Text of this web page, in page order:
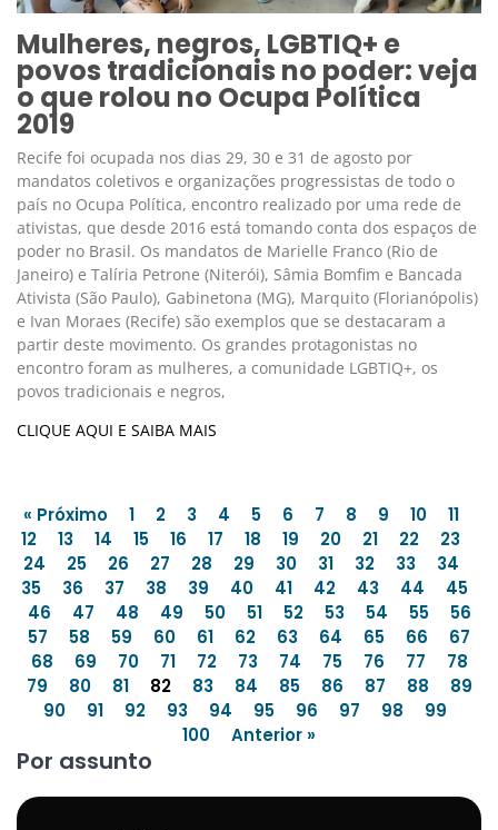
Mulheres, negros, LGBTIQ+ e
povos tradicionais no poder: veja
o que rolou no Ocupa Política
2019
Recife foi ocupada nos dias 29, 30 e 31 de agosto por
mandatos coletivos e organizações progressistas de todo o
país no Ocupa Política, encontro realizado por uma rede de
ativistas, que desde 2016 está tomando conta dos espaços de
poder no Brasil. Os mandatos de Marielle Franco (Rio de
Janeiro) e Talíria Petrone (Niterói), Sâmia Bomfim e Bancada
Ativista (São Paulo), Gabinetona (MG), Marquito (Florianópolis)
e Ivan Moraes (Recife) são exemplos que se destacaram a
partir deste movimento. Os grandes protagonistas no
encontro foram as mulheres, a comunidade LGBTIQ+, os
povos tradicionais e negros,
CLIQUE AQUI E SAIBA MAIS
« Próximo 1 2 3 4 5 6 7 8 9 10
11
12
13 14 15 16 17 18 19 20 21 22
23
24
25 26 27 28 29 30 31 32 33
34
35
36 37 38 39 40 41 42 43 44
45
46
47 48 49 50 51 52 53 54 55
56
57
58 59 60 61 62 63 64 65 66
67
68
69 70 71 72 73 74 75 76 77
78
79
80 81 82 83 84 85 86 87 88
89
90
91 92 93 94 95 96 97 98
99
100
Anterior »
Por assunto